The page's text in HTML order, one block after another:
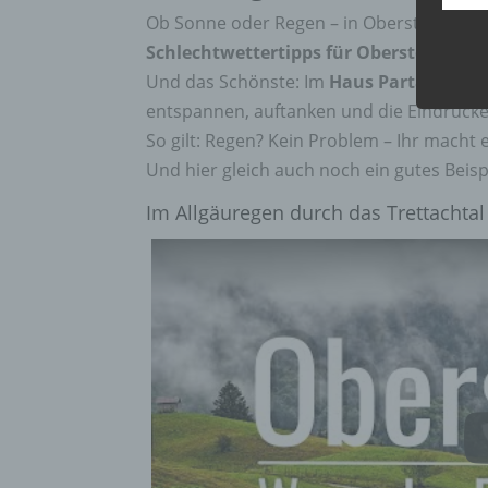
Ob Sonne oder Regen – in Oberstdorf
Schlechtwettertipps für Oberstdorf
Und das Schönste: Im Haus Partale
entspannen, auftanken und die
So gilt: Regen? Kein Problem – Ihr macht
Und hier gleich auch noch ein gutes
Im Allgäuregen durch das
mit
d)
e)